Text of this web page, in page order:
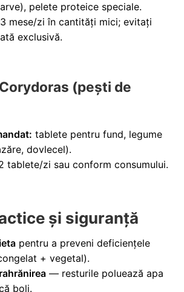
pelete proteice speciale.
mese/zi în cantități mici; evitați
exclusivă.
(pești de
tablete pentru fund, legume
dovlecel).
tablete/zi sau conform consumului.
și siguranță
pentru a preveni deficiențele
+ vegetal).
— resturile poluează apa
boli.